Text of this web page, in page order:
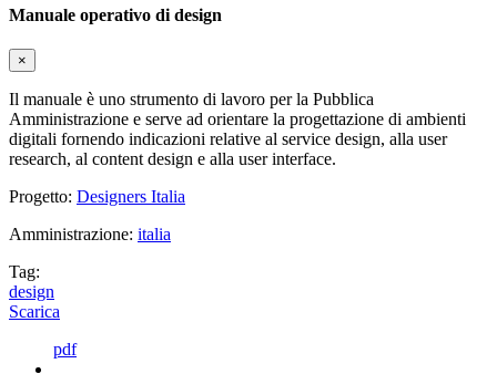
Manuale operativo di design
×
Il manuale è uno strumento di lavoro per la Pubblica
Amministrazione e serve ad orientare la progettazione di ambienti
digitali fornendo indicazioni relative al service design, alla user
research, al content design e alla user interface.
Progetto: Designers Italia
Amministrazione: italia
Tag:
design
Scarica
pdf